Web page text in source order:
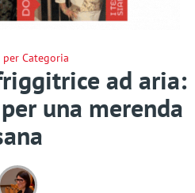
per Categoria
ad aria:
una merenda